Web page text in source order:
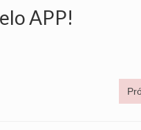
APP!